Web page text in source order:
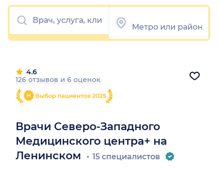
Врачи Северо-Западного
Медицинского центра+ на
Ленинском
15 специалистов
4.6
126 отзывов и 6 оценок